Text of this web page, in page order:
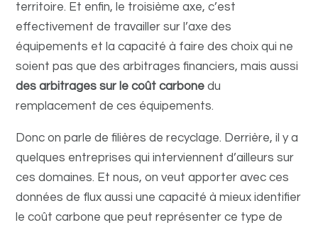
territoire. Et enfin, le troisième axe, c’est
effectivement de travailler sur l’axe des
équipements et la capacité à faire des choix qui ne
soient pas que des arbitrages financiers, mais aussi
des arbitrages sur le coût carbonedu
remplacement de ces équipements.
Donc on parle de filières de recyclage. Derrière, il y a
quelques entreprises qui interviennent d’ailleurs sur
ces domaines. Et nous, on veut apporter avec ces
données de flux aussi une capacité à mieux identifier
le coût carbone que peut représenter ce type de